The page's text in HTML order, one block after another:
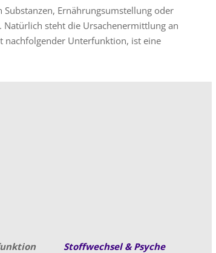
Ernährungsumstellung oder
steht die Ursachenermittlung an
nachfolgender Unterfunktion, ist eine
Stoffwechsel & Psyche